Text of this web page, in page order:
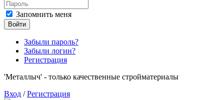
Запомнить меня
Войти
Забыли пароль?
Забыли логин?
Регистрация
'Металлыч' - только качественные стройматериалы
Вход /Регистрация